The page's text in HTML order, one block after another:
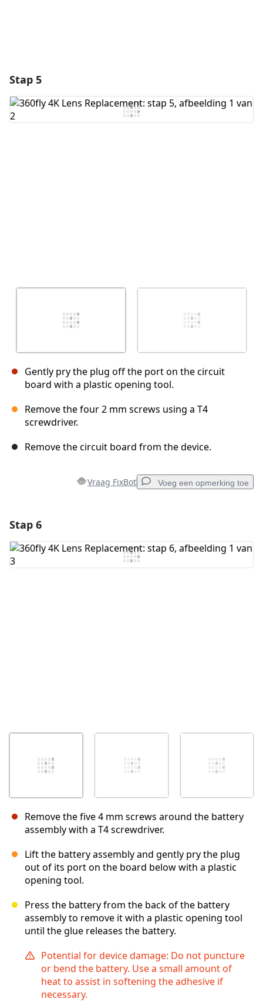
Stap 5
Gently pry the plug off the port on the circuit
board with a plastic opening tool.
Remove the four 2 mm screws using a T4
screwdriver.
Remove the circuit board from the device.
Vraag FixBot Voeg een opmerking toe
Voeg opmerking toe
Stap 6
Remove the five 4 mm screws around the battery
assembly with a T4 screwdriver.
Lift the battery assembly and gently pry the plug
out of its port on the board below with a plastic
opening tool.
Press the battery from the back of the battery
assembly to remove it with a plastic opening tool
until the glue releases the battery.
Potential for device damage: Do not puncture
or bend the battery. Use a small amount of
heat to assist in softening the adhesive if
necessary.